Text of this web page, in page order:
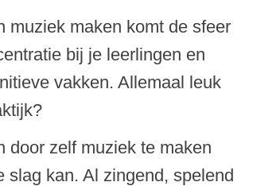
muziek maken komt de sfeer
bij je leerlingen en
vakken. Allemaal leuk
door zelf muziek te maken
slag kan. Al zingend, spelend